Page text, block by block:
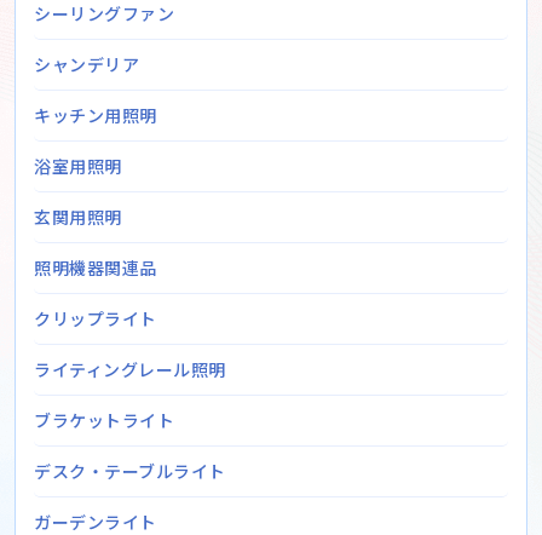
シーリングファン
シャンデリア
キッチン用照明
浴室用照明
玄関用照明
照明機器関連品
クリップライト
ライティングレール照明
ブラケットライト
デスク・テーブルライト
ガーデンライト